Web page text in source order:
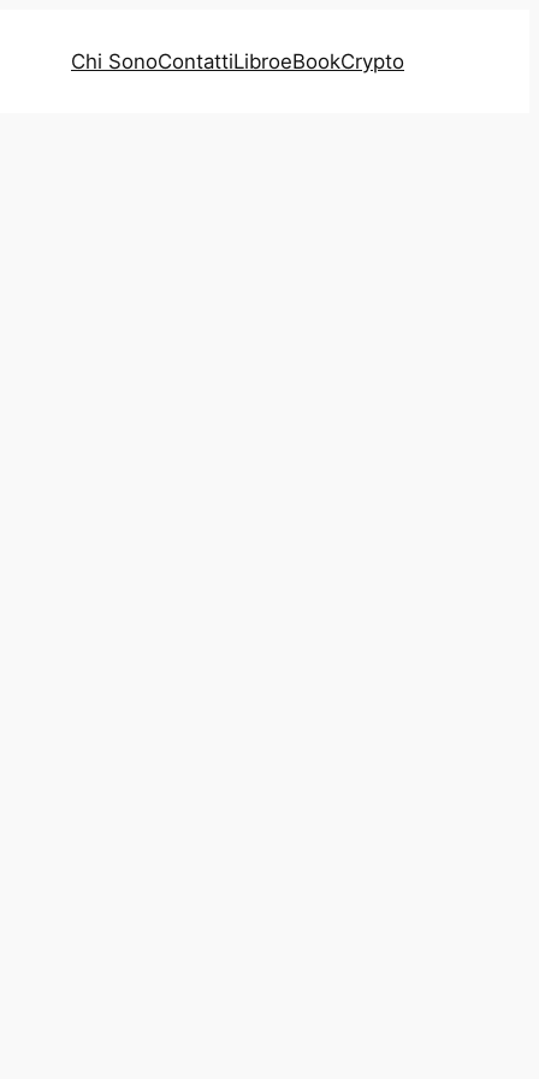
Chi SonoContattiLibroeBookCrypto